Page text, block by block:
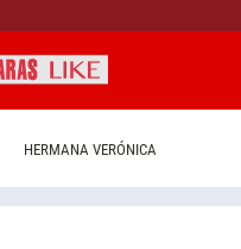
HERMANA VERÓNICA